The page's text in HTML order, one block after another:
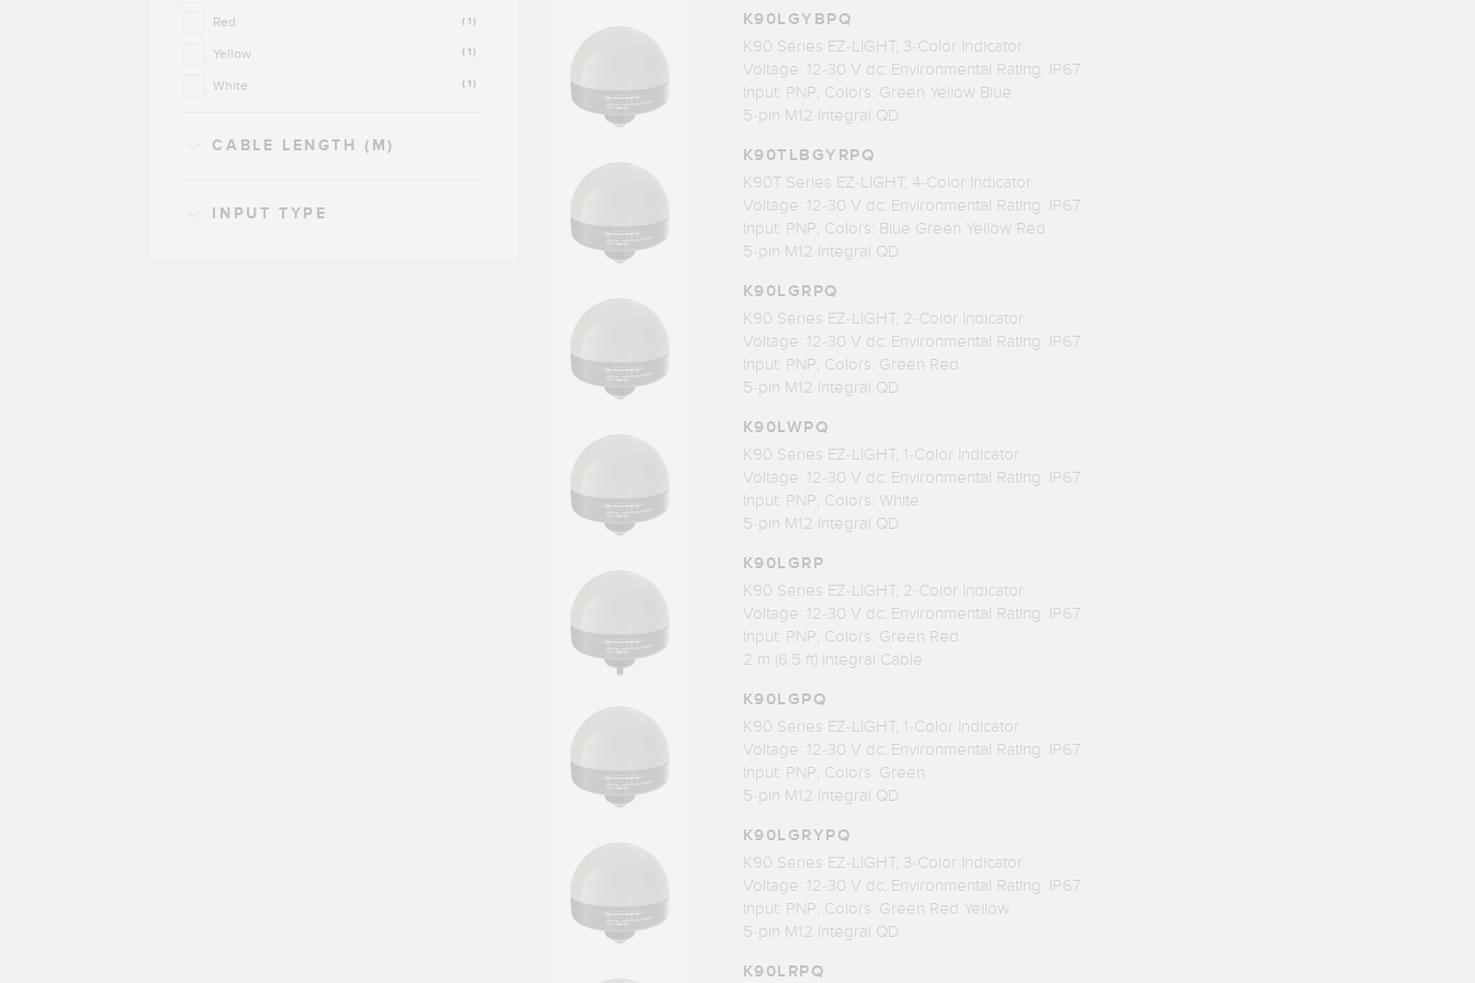
(1)
Red
(1)
Yellow
(1)
White
CABLE LENGTH (M)
INPUT TYPE
K90LGYBPQ
K90 Series EZ-LIGHT; 3-Color Indicator
Voltage: 12-30 V dc; Environmental Rating: IP67
Input: PNP; Colors: Green Yellow Blue
5-pin M12 Integral QD
K90TLBGYRPQ
K90T Series EZ-LIGHT; 4-Color Indicator
Voltage: 12-30 V dc; Environmental Rating: IP67
Input: PNP; Colors: Blue Green Yellow Red
5-pin M12 Integral QD
K90LGRPQ
K90 Series EZ-LIGHT; 2-Color Indicator
Voltage: 12-30 V dc; Environmental Rating: IP67
Input: PNP; Colors: Green Red
5-pin M12 Integral QD
K90LWPQ
K90 Series EZ-LIGHT; 1-Color Indicator
Voltage: 12-30 V dc; Environmental Rating: IP67
Input: PNP; Colors: White
5-pin M12 Integral QD
K90LGRP
K90 Series EZ-LIGHT; 2-Color Indicator
Voltage: 12-30 V dc; Environmental Rating: IP67
Input: PNP; Colors: Green Red
2 m (6.5 ft) Integral Cable
K90LGPQ
K90 Series EZ-LIGHT; 1-Color Indicator
Voltage: 12-30 V dc; Environmental Rating: IP67
Input: PNP; Colors: Green
5-pin M12 Integral QD
K90LGRYPQ
K90 Series EZ-LIGHT; 3-Color Indicator
Voltage: 12-30 V dc; Environmental Rating: IP67
Input: PNP; Colors: Green Red Yellow
5-pin M12 Integral QD
K90LRPQ